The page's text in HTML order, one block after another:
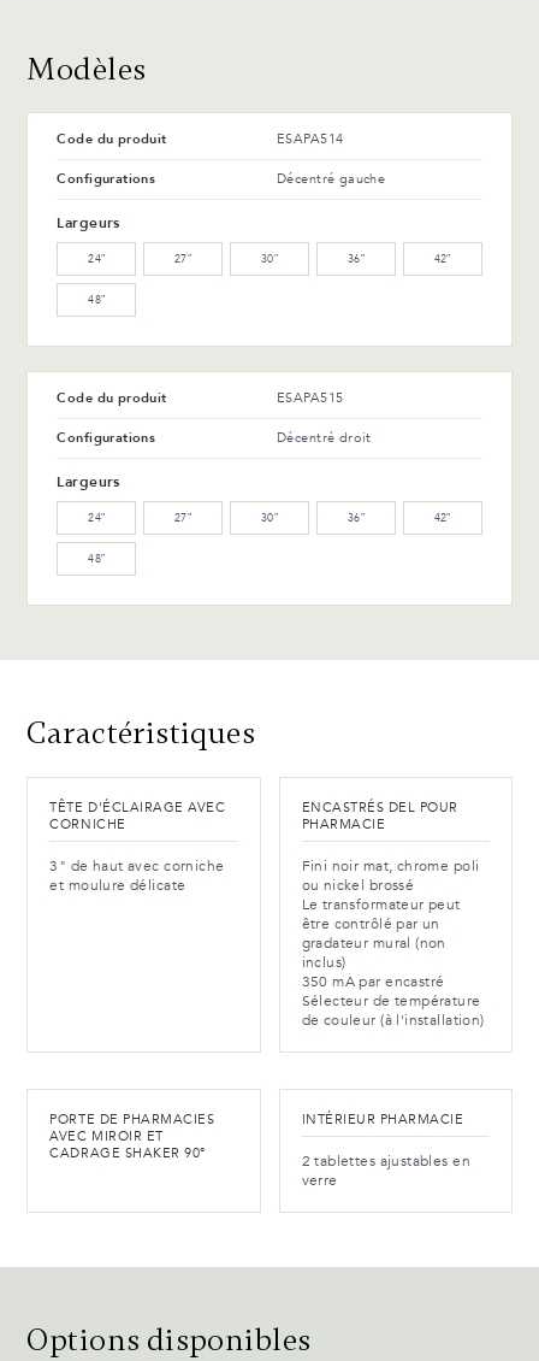
Modèles
Code du produit ESAPA514
Configurations Décentré gauche
Largeurs
24″ 27″ 30″ 36″ 42″
48″
Code du produit ESAPA515
Configurations Décentré droit
Largeurs
24″ 27″ 30″ 36″ 42″
48″
Caractéristiques
TÊTE D'ÉCLAIRAGE AVEC
CORNICHE
3" de haut avec corniche
et moulure délicate
ENCASTRÉS DEL POUR
PHARMACIE
Fini noir mat, chrome poli
ou nickel brossé
Le transformateur peut
être contrôlé par un
gradateur mural (non
inclus)
350 mA par encastré
Sélecteur de température
de couleur (à l'installation)
PORTE DE PHARMACIES
AVEC MIROIR ET
CADRAGE SHAKER 90°
INTÉRIEUR PHARMACIE
2 tablettes ajustables en
verre
Options disponibles